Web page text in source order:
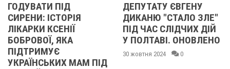
МАМ ПІД
ДЕПУТАТУ ЄВГЕНУ
ДИКАНЮ "СТАЛО ЗЛЕ"
ПІД ЧАС СЛІДЧИХ ДІЙ
У ПОЛТАВІ. ОНОВЛЕНО
0
12-
ХЛОПЧИКУ
ЯКОГО